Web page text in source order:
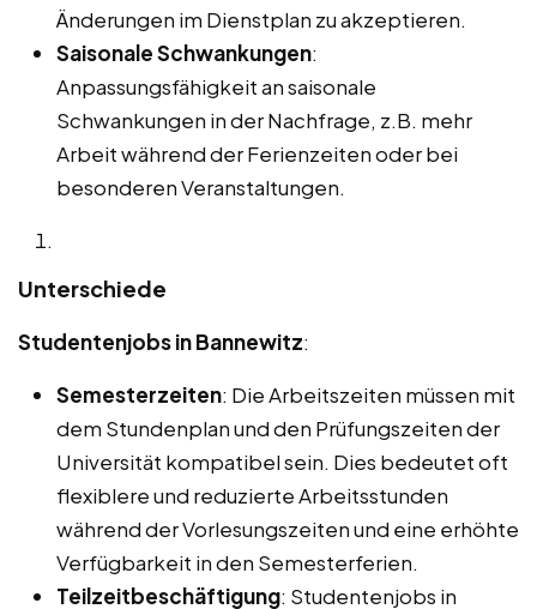
Änderungen im Dienstplan zu akzeptieren.
Saisonale Schwankungen:
Anpassungsfähigkeit an saisonale
Schwankungen in der Nachfrage, z.B. mehr
Arbeit während der Ferienzeiten oder bei
besonderen Veranstaltungen.
Unterschiede
Studentenjobs in Bannewitz:
Semesterzeiten: Die Arbeitszeiten müssen mit
dem Stundenplan und den Prüfungszeiten der
Universität kompatibel sein. Dies bedeutet oft
flexiblere und reduzierte Arbeitsstunden
während der Vorlesungszeiten und eine erhöhte
Verfügbarkeit in den Semesterferien.
Teilzeitbeschäftigung: Studentenjobs in